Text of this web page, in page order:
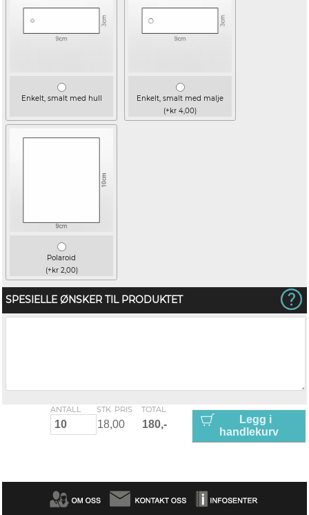
Enkelt, smalt med hull
Enkelt, smalt med malje
(+kr 4,00)
Polaroid
(+kr 2,00)
SPESIELLE ØNSKER TIL PRODUKTET
ANTALL STK. PRIS TOTAL
Legg i
handlekurv